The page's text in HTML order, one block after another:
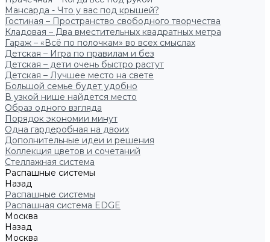
Мансарда - Что у вас под крышей?
Гостиная – Пространство свободного творчества
Кладовая – Два вместительных квадратных метра
Гараж – «Всё по полочкам» во всех смыслах
Детская – Игра по правилам и без
Детская – дети очень быстро растут
Детская – Лучшее место на свете
Большой семье будет удобно
В узкой нише найдется место
Образ одного взгляда
Порядок экономии минут
Одна гардеробная на двоих
Дополнительные идеи и решения
Коллекция цветов и сочетаний
Стеллажная система
Распашные системы
Назад
Распашные системы
Распашная система EDGE
Москва
Назад
Москва